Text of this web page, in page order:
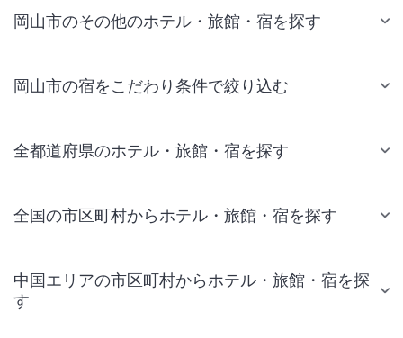
岡山市のその他のホテル・旅館・宿を探す
岡山市の宿をこだわり条件で絞り込む
全都道府県のホテル・旅館・宿を探す
全国の市区町村からホテル・旅館・宿を探す
中国エリアの市区町村からホテル・旅館・宿を探
す